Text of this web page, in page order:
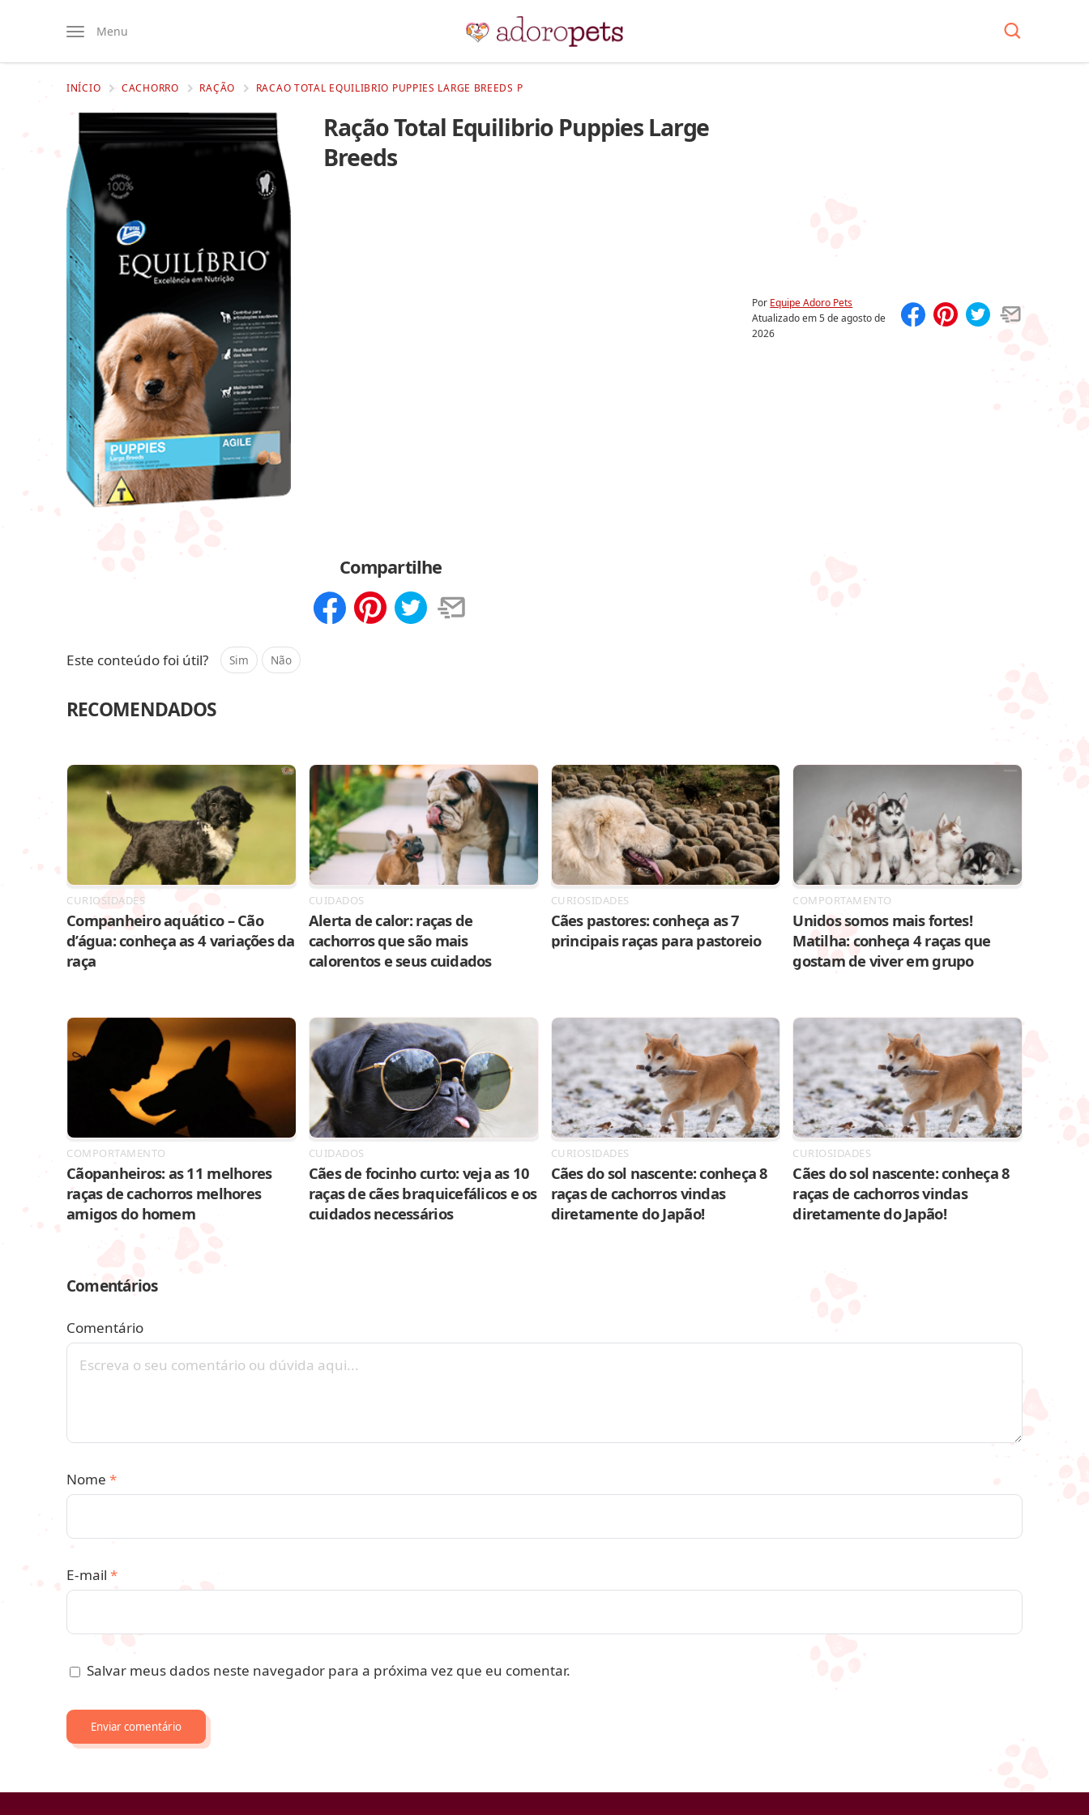
Menu
INÍCIO CACHORRO RAÇÃO RACAO TOTAL EQUILIBRIO PUPPIES LARGE BREEDS P
Ração Total Equilibrio Puppies Large
Breeds
Por Equipe Adoro Pets
Atualizado em5 de agosto de
2026
Compartilhe
Este conteúdo foi útil? Sim Não
RECOMENDADOS
CURIOSIDADES
Companheiro aquático – Cão
d’água: conheça as 4 variações da
raça
CUIDADOS
Alerta de calor: raças de
cachorros que são mais
calorentos e seus cuidados
CURIOSIDADES
Cães pastores: conheça as 7
principais raças para pastoreio
COMPORTAMENTO
Unidos somos mais fortes!
Matilha: conheça 4 raças que
gostam de viver em grupo
COMPORTAMENTO
Cãopanheiros: as 11 melhores
raças de cachorros melhores
amigos do homem
CUIDADOS
Cães de focinho curto: veja as 10
raças de cães braquicefálicos e os
cuidados necessários
CURIOSIDADES
Cães do sol nascente: conheça 8
raças de cachorros vindas
diretamente do Japão!
CURIOSIDADES
Cães do sol nascente: conheça 8
raças de cachorros vindas
diretamente do Japão!
Comentários
Comentário
Nome *
E-mail *
Salvar meus dados neste navegador para a próxima vez que eu comentar.